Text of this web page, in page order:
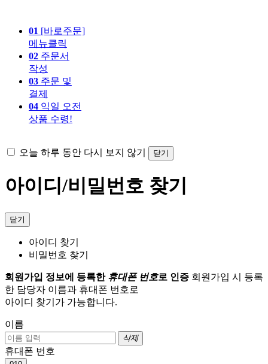
01 [바로주문]
메뉴클릭
02 주문서
작성
03 주문 및
결제
04 익일 오전
상품 수령!
오늘 하루 동안 다시 보지 않기 닫기
아이디/비밀번호 찾기
닫기
아이디 찾기
비밀번호 찾기
회원가입 정보에 등록한 휴대폰 번호로 인증 회원가입 시 등록
한 담당자 이름과 휴대폰 번호로
아이디 찾기가 가능합니다.
이름
삭제
휴대폰 번호